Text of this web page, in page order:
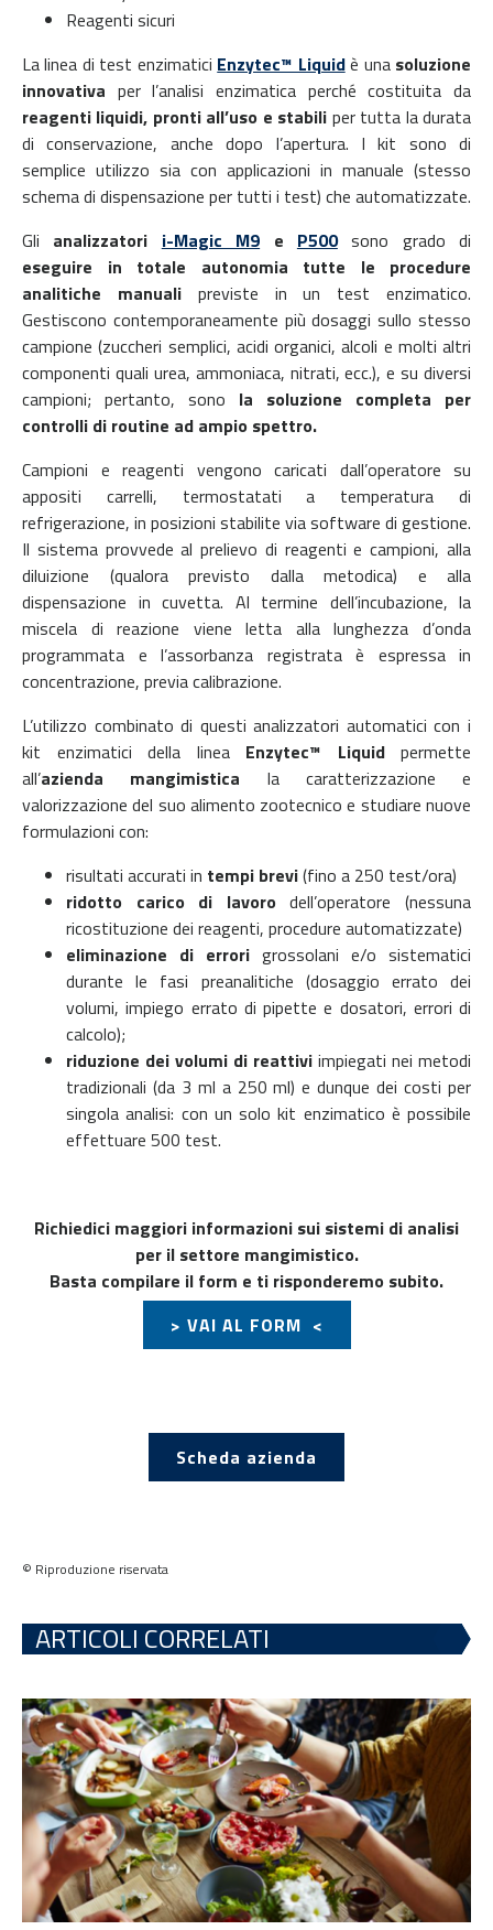
Reagenti sicuri
La linea di test enzimatici Enzytec™ Liquidè una soluzione
innovativa per l’analisi enzimatica perché costituita da
reagenti liquidi, pronti all’uso e stabili per tutta la durata
di conservazione, anche dopo l’apertura. I kit sono di
semplice utilizzo sia con applicazioni in manuale (stesso
schema di dispensazione per tutti i test) che automatizzate.
Gli analizzatori i-Magic M9 e P500sono grado di
eseguire in totale autonomia tutte le procedure
analitiche manualipreviste in un test enzimatico.
Gestiscono contemporaneamente più dosaggi sullo stesso
campione (zuccheri semplici, acidi organici, alcoli e molti altri
componenti quali urea, ammoniaca, nitrati, ecc.), e su diversi
campioni; pertanto, sono la soluzione completa per
controlli di routine ad ampio spettro.
Campioni e reagenti vengono caricati dall’operatore su
appositi carrelli, termostatati a temperatura di
refrigerazione, in posizioni stabilite via software di gestione.
Il sistema provvede al prelievo di reagenti e campioni, alla
diluizione (qualora previsto dalla metodica) e alla
dispensazione in cuvetta. Al termine dell’incubazione, la
miscela di reazione viene letta alla lunghezza d’onda
programmata e l’assorbanza registrata è espressa in
concentrazione, previa calibrazione.
L’utilizzo combinato di questi analizzatori automatici con i
kit enzimatici della lineaEnzytec™ Liquidpermette
all’azienda mangimistica la caratterizzazione e
valorizzazione del suo alimento zootecnico e studiare nuove
formulazioni con:
risultati accurati in tempi brevi(fino a 250 test/ora)
ridotto carico di lavorodell’operatore (nessuna
ricostituzione dei reagenti, procedure automatizzate)
eliminazione di errori grossolani e/o sistematici
durante le fasi preanalitiche (dosaggio errato dei
volumi, impiego errato di pipette e dosatori, errori di
calcolo);
riduzione dei volumi di reattivi impiegati nei metodi
tradizionali (da 3 ml a 250 ml) e dunque dei costi per
singola analisi: con un solo kit enzimatico è possibile
effettuare 500 test.
Richiedici maggiori informazioni sui sistemi di analisi
per il settore mangimistico.
Basta compilare il form e ti risponderemo subito.
> VAI AL FORM <
Scheda azienda
© Riproduzione riservata
ARTICOLI CORRELATI